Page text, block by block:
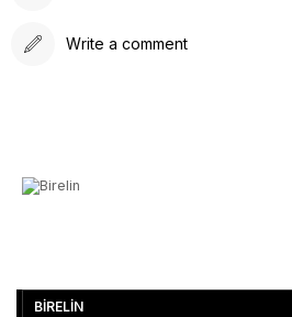
Write a comment
BİRELİN